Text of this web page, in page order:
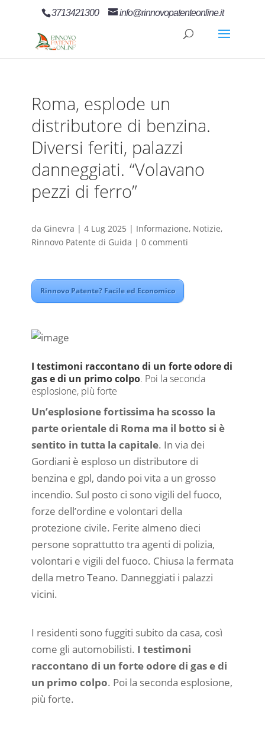
3713421300 info@rinnovopatenteonline.it
Roma, esplode un
distributore di benzina.
Diversi feriti, palazzi
danneggiati. “Volavano
pezzi di ferro”
da Ginevra | 4 Lug 2025 | Informazione, Notizie,
Rinnovo Patente di Guida | 0 commenti
Rinnovo Patente? Facile ed Economico
I testimoni raccontano di un forte odore di
gas e di un primo colpo. Poi la seconda
esplosione, più forte
Un’esplosione fortissima ha scosso la
parte orientale di Roma ma il botto si è
sentito in tutta la capitale. In via dei
Gordiani è esploso un distributore di
benzina e gpl, dando poi vita a un grosso
incendio. Sul posto ci sono vigili del fuoco,
forze dell’ordine e volontari della
protezione civile. Ferite almeno dieci
persone soprattutto tra agenti di polizia,
volontari e vigili del fuoco. Chiusa la fermata
della metro Teano. Danneggiati i palazzi
vicini.
I residenti sono fuggiti subito da casa, così
come gli automobilisti. I testimoni
raccontano di un forte odore di gas e di
un primo colpo. Poi la seconda esplosione,
più forte.